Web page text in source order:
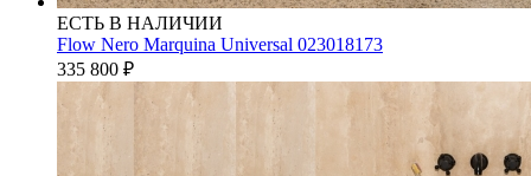
ЕСТЬ В НАЛИЧИИ
Flow Nero Marquina Universal 023018173
335 800 ₽